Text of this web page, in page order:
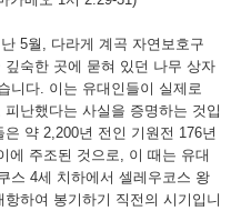
5월, 다라게 계곡 자연보호구
깊숙한 곳에 묻혀 있던 나무 상자
니다. 이는 유대인들이 실제로
피난했다는 사실을 증명하는 것입
은 약 2,200년 전인 기원전 176년
에 주조된 것으로, 이 때는 유대
스 4세 치하에서 셀레우코스 왕
항하여 봉기하기 직전의 시기입니